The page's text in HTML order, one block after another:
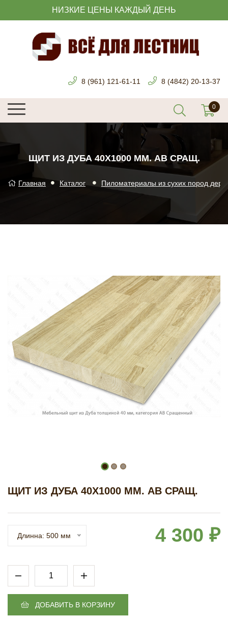
НИЗКИЕ ЦЕНЫ КАЖДЫЙ ДЕНЬ
8 (961) 121-61-11 8 (4842) 20-13-37
ЩИТ ИЗ ДУБА 40Х1000 ММ. АВ СРАЩ.
Главная Каталог Пиломатериалы из сухих пород
ЩИТ ИЗ ДУБА 40Х1000 ММ. АВ СРАЩ.
Длинна: 500 мм 4 300 ₽
ДОБАВИТЬ В КОРЗИНУ